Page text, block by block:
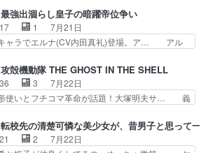
ルドアの大佐がサラマン… 直属の部下ですら
継続派か。。戦争は始… 「（あの量の差が気
るッ!!!）」ジェ…
アメリカ、日本人、国語教師＋新たな… ナデ
（大和撫子、やまと100Girl… 美しすぎる美
に美しいは美しすぎてうっ… 25)BP○さん見
て26)最高の機能… 前任退職、後任の教師ナ
郎正解らしい… ①次の新キャラは後任の国語
…フラグを… どうしてもルー大柴が頭を横切
ヒロイン…
強出涸らし皇子の暗躍帝位争い
17 1
7月21日
ャラでエルナ(CV内田真礼)登場。ア… アル
ニメが多いｗ骸骨騎士様、只今異… 傀儡政権
っているのか、弟が皇帝になっ… エルナは
善意で絡んでくるのがやっ… アルノルトが
特化で基礎体力は一般人以… これリアル内田
に求めていたのは頭の… 主人公含めどいつも
つもカラフルなだけ… 跡継ぎ候補多すぎるw
殻機動隊 THE GHOST IN THE SHELL
36 3
7月22日
使いとフチコマ革命が話題！大塚明夫サ… 義
年の科学文明について我々の世界… まず、
音がいい。私が思うに、銃撃戦が… いきなり
ラハラ感。犯人をどんどん追い… 擬似記憶な
校先の清楚可憐な美少女が、昔男子と思って一
21 2
7月22日